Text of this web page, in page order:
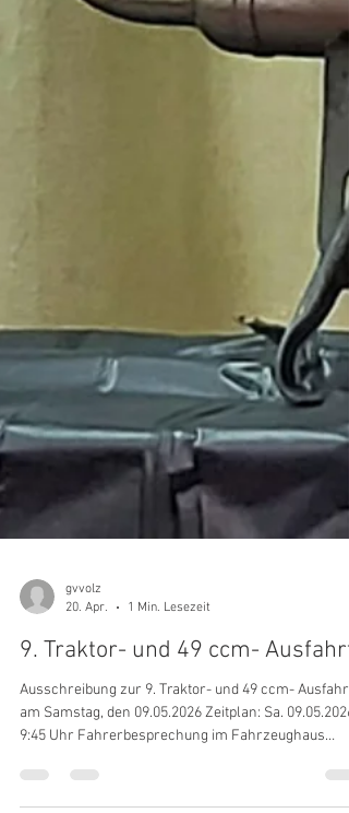
20. Apr.
1 Min. Lesezeit